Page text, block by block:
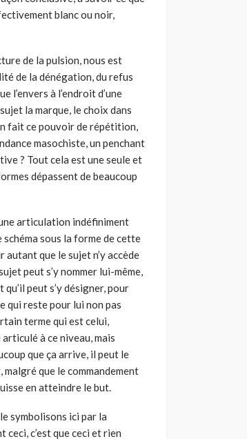
blanc ou noir,
de la pulsion, nous est
de la dénégation, du refus
l’envers à l’endroit d’une
la marque, le choix dans
fait ce pouvoir de répétition,
masochiste, un penchant
? Tout cela est une seule et
dépassent de beaucoup
articulation indéfiniment
schéma sous la forme de cette
que le sujet n’y accède
peut s’y nommer lui-même,
peut s’y désigner, pour
qui reste pour lui non pas
terme qui est celui,
à ce niveau, mais
que ça arrive, il peut le
malgré que le commandement
en atteindre le but.
symbolisons ici par la
c’est que ceci et rien